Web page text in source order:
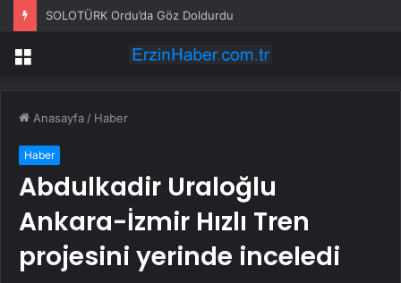
SOLOTÜRK Ordu’da Göz Doldurdu
Menü
Anasayfa / Haber
Haber
Abdulkadir Uraloğlu
Ankara-İzmir Hızlı Tren
projesini yerinde inceledi